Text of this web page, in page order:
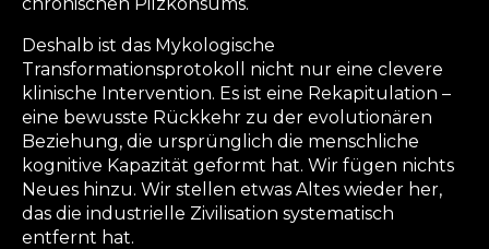
Deshalb ist das Mykologische
Transformationsprotokoll nicht nur eine clevere
klinische Intervention. Es ist eine Rekapitulation –
eine bewusste Rückkehr zu der evolutionären
Beziehung, die ursprünglich die menschliche
kognitive Kapazität geformt hat. Wir fügen nichts
Neues hinzu. Wir stellen etwas Altes wieder her,
das die industrielle Zivilisation systematisch
entfernt hat.